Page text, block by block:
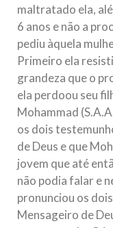
maltratado ela,
6 anos e não a
pediu àquela
Primeiro ela
grandeza que o
ela perdoou seu
Mohammad
os dois
de Deus e que
jovem que até
não podia falar e
pronunciou os
Mensageiro de